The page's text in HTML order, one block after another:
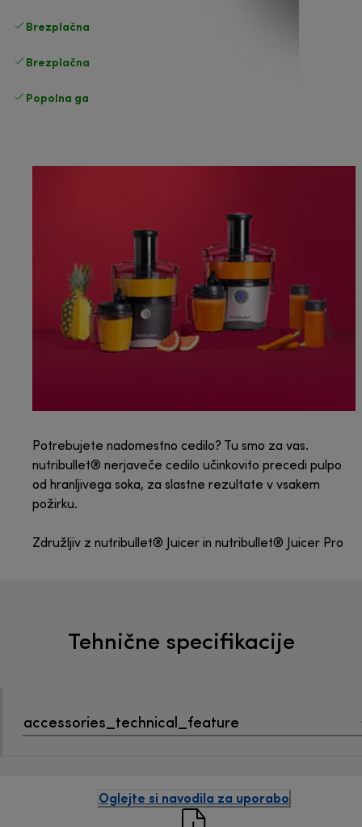
Brezplačna standardna dostava
Brezplačna vračila
Popolna garancija proizvajalca
Potrebujete nadomestno cedilo? Tu smo za vas.
nutribullet® nerjaveče cedilo učinkovito precedi pulpo
od hranljivega soka, za slastne rezultate v vsakem
požirku.
Združljiv z nutribullet® Juicer in nutribullet® Juicer Pro
Tehnične specifikacije
accessories_technical_feature
Oglejte si navodila za uporabo